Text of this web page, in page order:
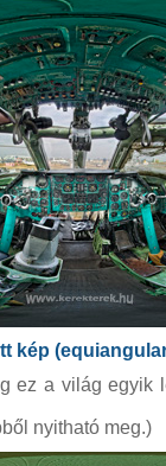
kép
ez a világ egyik
nyitható meg.)